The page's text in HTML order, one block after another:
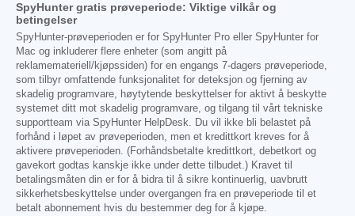
SpyHunter gratis prøveperiode: Viktige vilkår og
betingelser
SpyHunter-prøveperioden er for SpyHunter Pro eller SpyHunter for
Mac og inkluderer flere enheter (som angitt på
reklamemateriell/kjøpssiden) for en engangs 7-dagers prøveperiode,
som tilbyr omfattende funksjonalitet for deteksjon og fjerning av
skadelig programvare, høytytende beskyttelser for aktivt å beskytte
systemet ditt mot skadelig programvare, og tilgang til vårt tekniske
supportteam via SpyHunter HelpDesk. Du vil ikke bli belastet på
forhånd i løpet av prøveperioden, men et kredittkort kreves for å
aktivere prøveperioden. (Forhåndsbetalte kredittkort, debetkort og
gavekort godtas kanskje ikke under dette tilbudet.) Kravet til
betalingsmåten din er for å bidra til å sikre kontinuerlig, uavbrutt
sikkerhetsbeskyttelse under overgangen fra en prøveperiode til et
betalt abonnement hvis du bestemmer deg for å kjøpe.